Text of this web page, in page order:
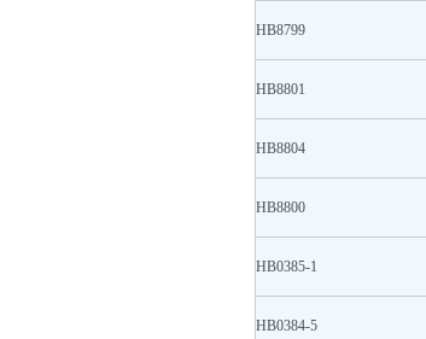
HB8799
HB8801
HB8804
HB8800
HB0385-1
HB0384-5